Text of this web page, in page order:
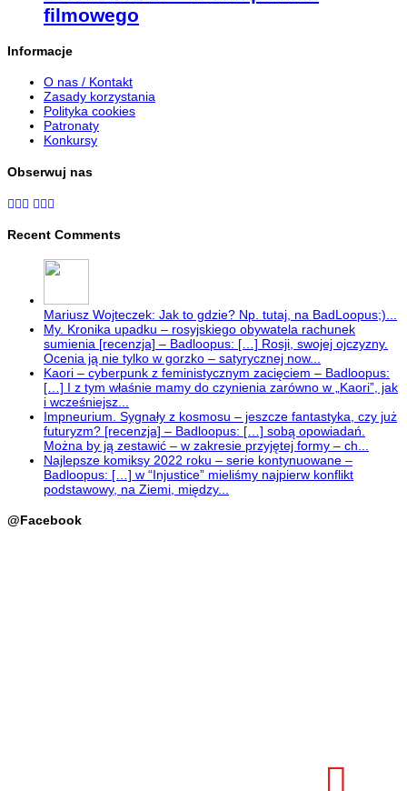
filmowego
Informacje
O nas / Kontakt
Zasady korzystania
Polityka cookies
Patronaty
Konkursy
Obserwuj nas
Recent Comments
Mariusz Wojteczek: Jak to gdzie? Np. tutaj, na BadLoopus;)...
My. Kronika upadku – rosyjskiego obywatela rachunek
sumienia [recenzja] – Badloopus: […] Rosji, swojej ojczyzny.
Ocenia ją nie tylko w gorzko – satyrycznej now...
Kaori – cyberpunk z feministycznym zacięciem – Badloopus:
[…] I z tym właśnie mamy do czynienia zarówno w „Kaori”, jak
i wcześniejsz...
Impneurium. Sygnały z kosmosu – jeszcze fantastyka, czy już
futuryzm? [recenzja] – Badloopus: […] sobą opowiadań.
Można by ją zestawić – w zakresie przyjętej formy – ch...
Najlepsze komiksy 2022 roku – serie kontynuowane –
Badloopus: […] w “Injustice” mieliśmy najpierw konflikt
podstawowy, na Ziemi, między...
@Facebook